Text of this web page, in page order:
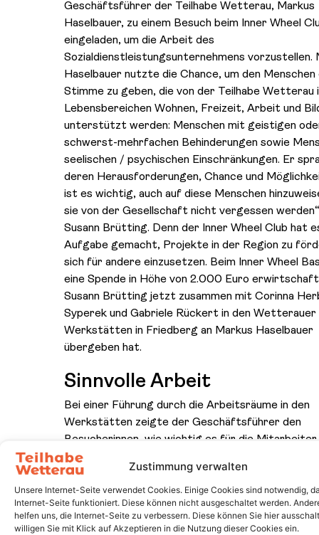
Zustimmung verwalten
Unsere Internet-Seite verwendet Cookies. Einige Cookies sind notwendig,
Internet-Seite funktioniert. Diese können nicht ausgeschaltet werden.
helfen uns, die Internet-Seite zu verbessern. Diese können Sie hier
willigen Sie mit Klick auf Akzeptieren in die Nutzung dieser Cookies ein.
Geschäftsführer der Teilhabe Wetterau, Markus
Haselbauer, zu einem Besuch beim Inner Wheel
eingeladen, um die Arbeit des
Sozialdienstleistungsunternehmens vorzustellen.
Haselbauer nutzte die Chance, um den Menschen
Stimme zu geben, die von der Teilhabe Wetterau
Lebensbereichen Wohnen, Freizeit, Arbeit und
unterstützt werden: Menschen mit geistigen
schwerst-mehrfachen Behinderungen sowie
seelischen / psychischen Einschränkungen. Er
deren Herausforderungen, Chance und
ist es wichtig, auch auf diese Menschen
sie von der Gesellschaft nicht vergessen
Susann Brütting. Denn der Inner Wheel Club hat
Aufgabe gemacht, Projekte in der Region zu
sich für andere einzusetzen. Beim Inner Wheel
eine Spende in Höhe von 2.000 Euro
Susann Brütting jetzt zusammen mit Corinna
Syperek und Gabriele Rückert in den Wetterauer
Werkstätten in Friedberg an Markus Haselbauer
übergeben hat.
Sinnvolle Arbeit
Bei einer Führung durch die Arbeitsräume in den
Werkstätten zeigte der Geschäftsführer den
Besucherinnen, wie wichtig es für die Mitarbeiter
Arbeit teilhaben zu können, und wie die einzelnen
unterstützt werden. Einige Mitarbeiter
Besucherinnen stolz ihre Arbeit. „Für uns war es
beeindruckend zu sehen, dass jeder Mensch trotz
individueller Beeinträchtigung motiviert und mit